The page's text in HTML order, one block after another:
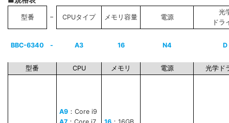
型番 − CPUタイプ メモリ容量 電源
光
ドラ
BBC-6340 - A3 16 N4 D
型番 CPU メモリ 電源 光学ド
A9 ：Core i9